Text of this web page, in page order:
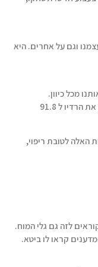
וגם על אחרים. היא
מכל כיוון.
ל 91.8
האלה לטובת ריפוי,
לזה גם גלי המוח.
קראו לו ביטא.